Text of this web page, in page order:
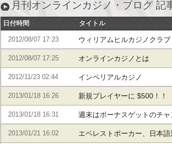
金
儲
け
ン
テ
月刊オンラインカジノ・ブログ 記
日付時間 タイトル
2012/08/07 17:23 ウィリアムヒルカジノクラブ
2012/08/07 17:25 オンラインカジノとは
2012/11/23 02:44 インペリアルカジノ
2013/01/18 16:26 新規プレイヤーに $500！！
2013/01/18 16:31 週末はボーナスゲットのチャ
2013/01/21 16:02 エベレストポーカー、日本